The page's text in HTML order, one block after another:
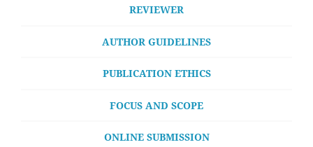
REVIEWER
AUTHOR GUIDELINES
PUBLICATION ETHICS
FOCUS AND SCOPE
ONLINE SUBMISSION